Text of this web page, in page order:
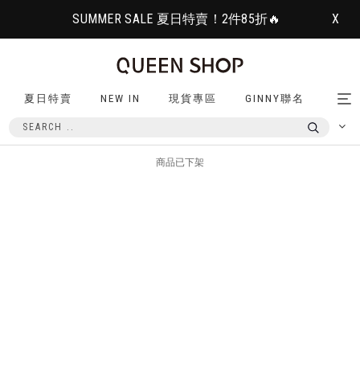
SUMMER SALE 夏日特賣！2件85折🔥 X
夏日特賣 NEW IN 現貨專區 GINNY聯名
商品已下架